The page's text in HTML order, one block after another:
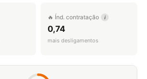
🔥 Índ. contratação i
0,74
mais desligamentos